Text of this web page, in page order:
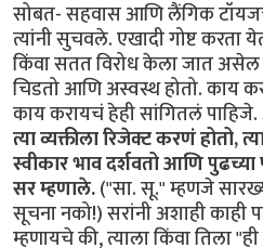
सोबत- सहवास आणि लैंगिक
त्यांनी सुचवले. एखादी गोष्ट
किंवा सतत विरोध केला जात
चिडतो आणि अस्वस्थ होतो. काय
काय करायचं हेही सांगितलं
त्या व्यक्तीला रिजेक्ट करणं होतो,
स्वीकार भाव दर्शवतो आणि
सर म्हणाले.("सा. सू." म्हणजे
सूचना नको!) सरांनी अशाही
म्हणायचे की, त्याला किंवा तिला